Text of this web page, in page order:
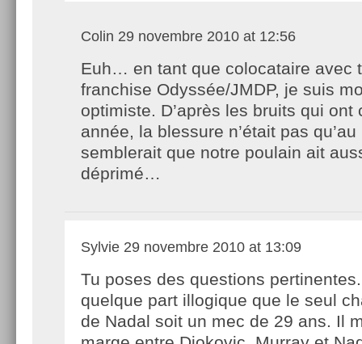
Colin 29 novembre 2010 at 12:56
Euh… en tant que colocataire avec
franchise Odyssée/JMDP, je suis
optimiste. D’après les bruits qui ont
année, la blessure n’était pas
semblerait que notre poulain ait
déprimé…
Sylvie 29 novembre 2010 at 13:09
Tu poses des questions
quelque part illogique que le seul
de Nadal soit un mec de 29 ans. Il